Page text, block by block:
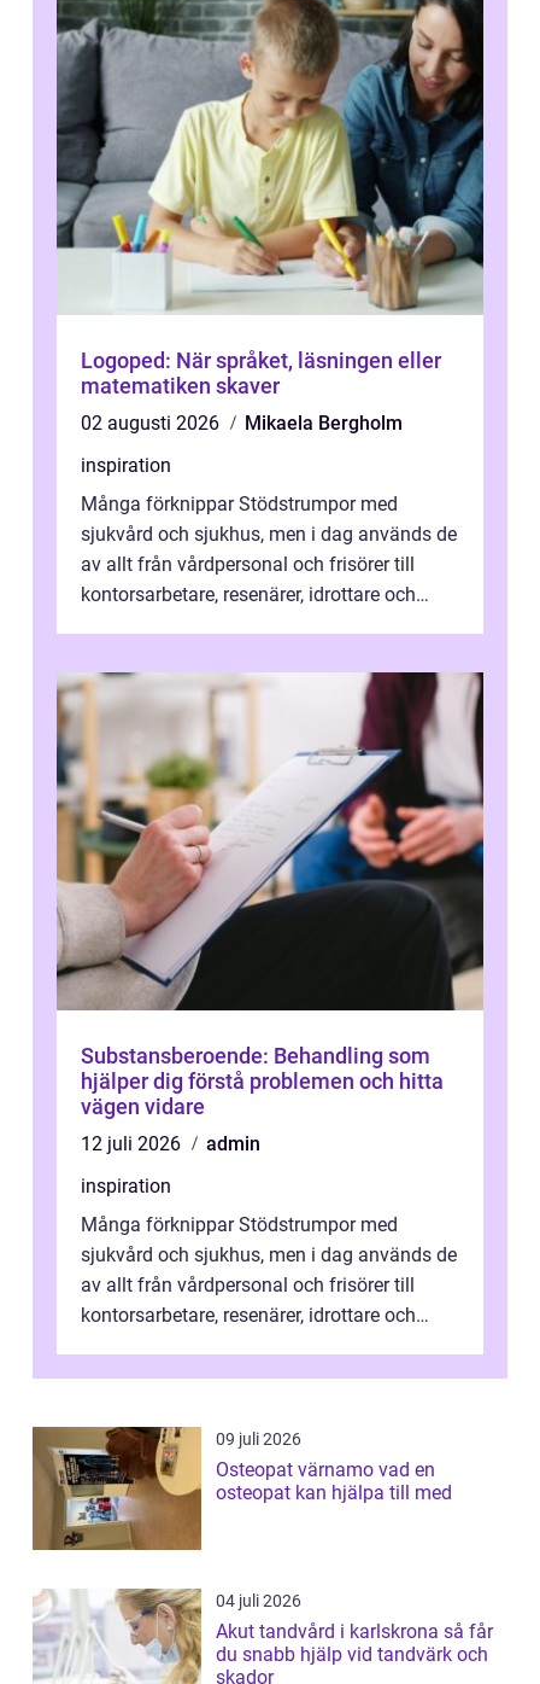
Logoped: När språket, läsningen eller
matematiken skaver
02 augusti 2026
Mikaela Bergholm
inspiration
Många förknippar Stödstrumpor med
sjukvård och sjukhus, men i dag används de
av allt från vårdpersonal och frisörer till
kontorsarbetare, resenärer, idrottare och
Substansberoende: Behandling som
hjälper dig förstå problemen och hitta
vägen vidare
12 juli 2026
admin
inspiration
Många förknippar Stödstrumpor med
sjukvård och sjukhus, men i dag används de
av allt från vårdpersonal och frisörer till
kontorsarbetare, resenärer, idrottare och
09 juli 2026
Osteopat värnamo vad en
osteopat kan hjälpa till med
04 juli 2026
Akut tandvård i karlskrona så får
du snabb hjälp vid tandvärk och
skador